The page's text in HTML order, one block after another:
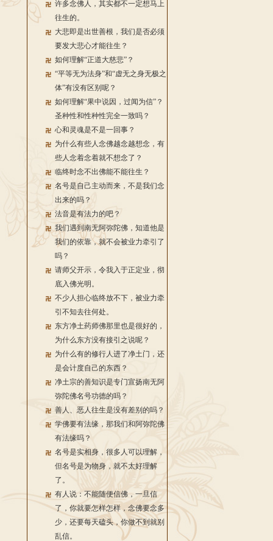
许多念佛人，其实都不一定想马上
往生的。
大悲即是出世善根，我们是否必须
要发大悲心才能往生？
如何理解“正道大慈悲”？
“平等无为法身”和“虚无之身无极之
体”有没有区别呢？
如何理解“果中说因，过闻为信”？
圣种性和性种性完全一致吗？
心和灵魂是不是一回事？
为什么有些人念佛越念越想念，有
些人念着念着就不想念了？
临终时念不出佛能不能往生？
名号是自己主动而来，不是我们念
出来的吗？
法音是有法力的吧？
我们遇到南无阿弥陀佛，知道他是
我们的依靠，就不会被业力牵引了
吗？
请师父开示，令我入于正定业，彻
底入佛光明。
不少人担心临终放不下，被业力牵
引不知去往何处。
东方净土药师佛那里也是很好的，
为什么东方没有接引之说呢？
为什么有的修行人进了净土门，还
是会计度自己的东西？
净土宗的善知识是专门宣扬南无阿
弥陀佛名号功德的吗？
善人、恶人往生是没有差别的吗？
学佛要有法缘，那我们和阿弥陀佛
有法缘吗？
名号是实相身，很多人可以理解，
但名号是为物身，就不太好理解
了。
有人说：不能随便信佛，一旦信
了，你就要怎样怎样，念佛要念多
少，还要每天磕头，你做不到就别
乱信。